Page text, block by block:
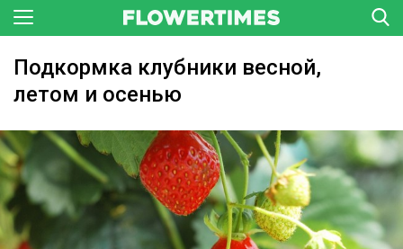
Подкормка клубники весной,
летом и осенью